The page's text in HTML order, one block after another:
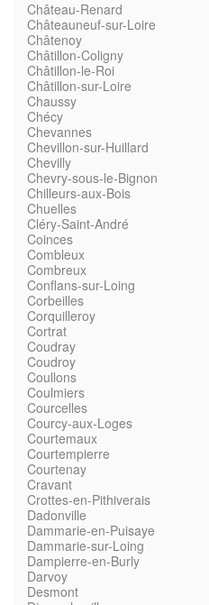
Château-Renard
Châteauneuf-sur-Loire
Châtenoy
Châtillon-Coligny
Châtillon-le-Roi
Châtillon-sur-Loire
Chaussy
Chécy
Chevannes
Chevillon-sur-Huillard
Chevilly
Chevry-sous-le-Bignon
Chilleurs-aux-Bois
Chuelles
Cléry-Saint-André
Coinces
Combleux
Combreux
Conflans-sur-Loing
Corbeilles
Corquilleroy
Cortrat
Coudray
Coudroy
Coullons
Coulmiers
Courcelles
Courcy-aux-Loges
Courtemaux
Courtempierre
Courtenay
Cravant
Crottes-en-Pithiverais
Dadonville
Dammarie-en-Puisaye
Dammarie-sur-Loing
Dampierre-en-Burly
Darvoy
Desmont